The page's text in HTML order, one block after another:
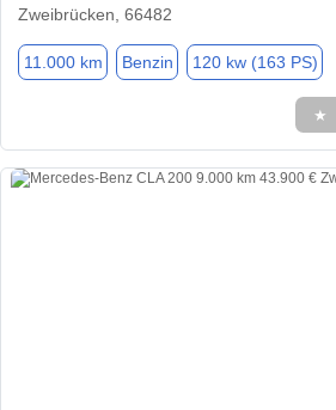
Zweibrücken, 66482
11.000 km Benzin 120 kw (163 PS)
★